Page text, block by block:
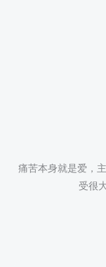
痛苦本身就是爱，
受很